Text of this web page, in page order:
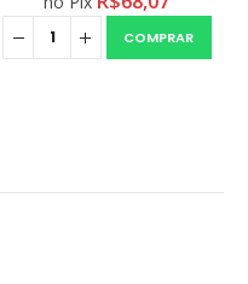
COMPRAR